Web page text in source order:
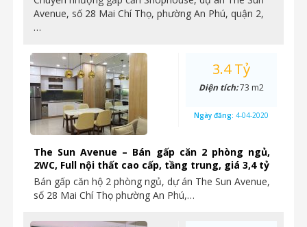
Avenue, số 28 Mai Chí Thọ, phường An Phú, quận 2,
…
The Sun Avenue – Bán gấp căn 2 phòng ngủ,
2WC, Full nội thất cao cấp, tầng trung, giá 3,4 tỷ
Bán gấp căn hộ 2 phòng ngủ, dự án The Sun Avenue,
số 28 Mai Chí Thọ phường An Phú,…
3.4 Tỷ
Diện tích:73 m2
Ngày đăng: 4-04-2020